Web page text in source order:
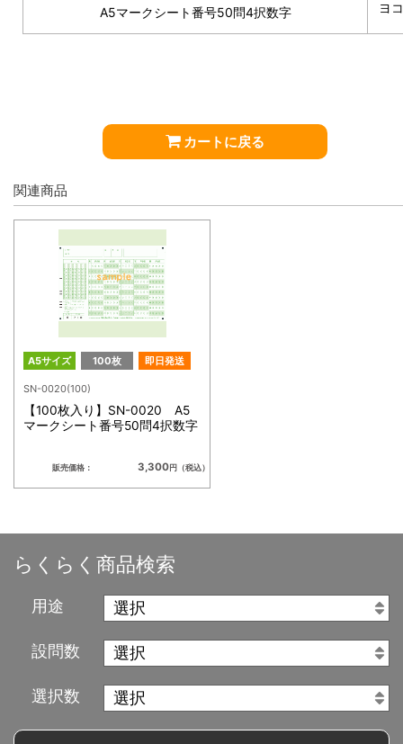
A5マークシート番号50問4択数字
ヨコ
カートに戻る
関連商品
A5サイズ 100枚 即日発送
SN-0020(100)
【100枚入り】SN-0020 A5
マークシート番号50問4択数字
販売価格： 3,300円（税込）
らくらく商品検索
用途
設問数
選択数